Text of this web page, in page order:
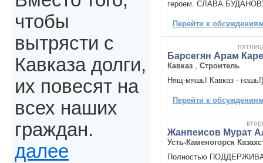
героем. СЛАВА
Перейти к
Барсегян Арам
Кавказ
Строитель
Нящ-мяшь! Кавказ - нашь!)
Перейти к
Жанпеисов Мурат
Усть-Каменогорск
Полностью
чтобы
вытрясти с
Кавказа долги,
их повесят на
всех наших
граждан.
далее